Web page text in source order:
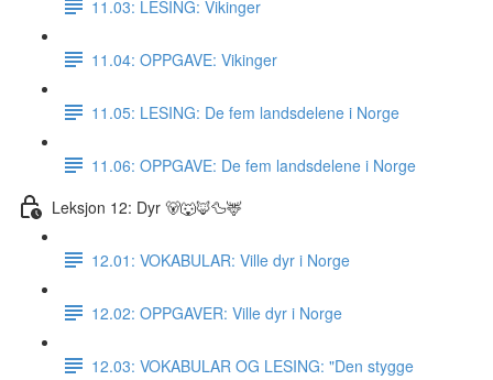
11.03: LESING: Vikinger
11.04: OPPGAVE: Vikinger
11.05: LESING: De fem landsdelene i Norge
11.06: OPPGAVE: De fem landsdelene i Norge
Leksjon 12: Dyr 🐻🐺🦊🦆🦌
12.01: VOKABULAR: Ville dyr i Norge
12.02: OPPGAVER: Ville dyr i Norge
12.03: VOKABULAR OG LESING: "Den stygge